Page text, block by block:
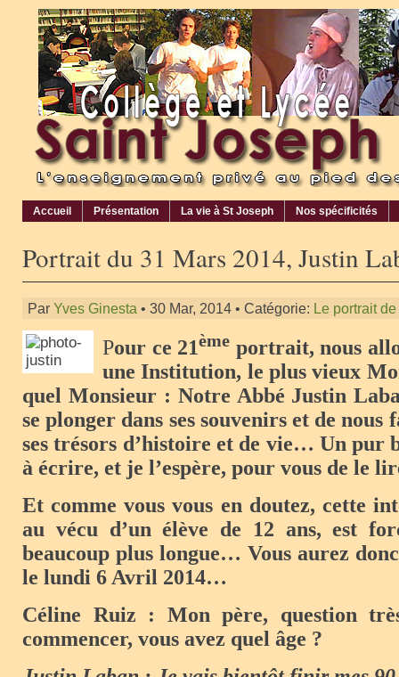
Accueil Présentation La vie à St Joseph Nos spécificités
Portrait du 31 Mars 2014, Justin
Par Yves Ginesta • 30 Mar, 2014 • Catégorie: Le portrait
Pour ce 21ème portrait, nous
une Institution, le plus vieux
quel Monsieur : Notre Abbé Justin
se plonger dans ses souvenirs et de
ses trésors d’histoire et de vie… Un pur
à écrire, et je l’espère, pour vous de le
Et comme vous vous en doutez, cette
au vécu d’un élève de 12 ans, est
beaucoup plus longue… Vous aurez
le lundi 6 Avril 2014…
Céline Ruiz : Mon père, question
commencer, vous avez quel âge ?